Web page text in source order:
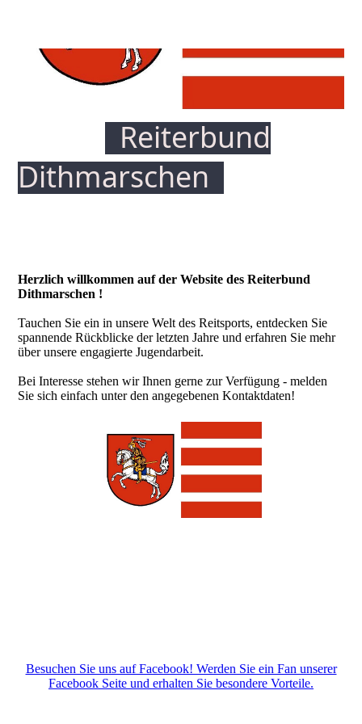
Reiterbund
Dithmarschen
Herzlich willkommen auf der Website des Reiterbund
Dithmarschen !
Tauchen Sie ein in unsere Welt des Reitsports, entdecken Sie
spannende Rückblicke der letzten Jahre und erfahren Sie mehr
über unsere engagierte Jugendarbeit.
Bei Interesse stehen wir Ihnen gerne zur Verfügung - melden
Sie sich einfach unter den angegebenen Kontaktdaten!
Besuchen Sie uns auf Facebook! Werden Sie ein Fan unserer
Facebook Seite und erhalten Sie besondere Vorteile.